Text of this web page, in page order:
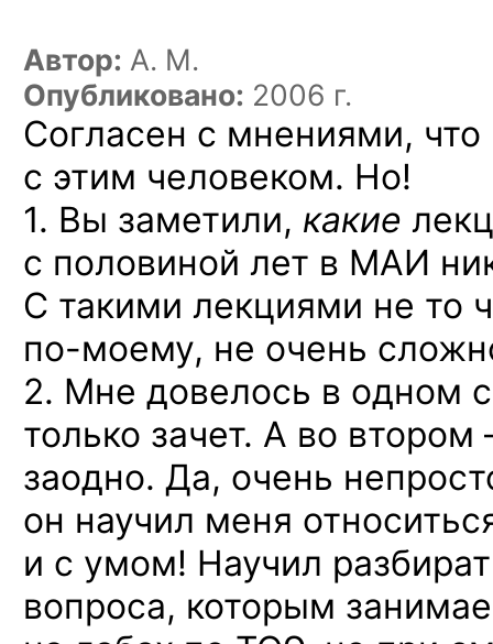
Автор: A. M.
Опубликовано: 2006 г.
Согласен с мнениями, что
с этим человеком. Но!
1. Вы заметили, какие
с половиной лет в МАИ
С такими лекциями не то
по-моему, не очень
2. Мне довелось в одном
только зачет. А во
заодно. Да, очень
он научил меня
и с умом! Научил
вопроса, которым